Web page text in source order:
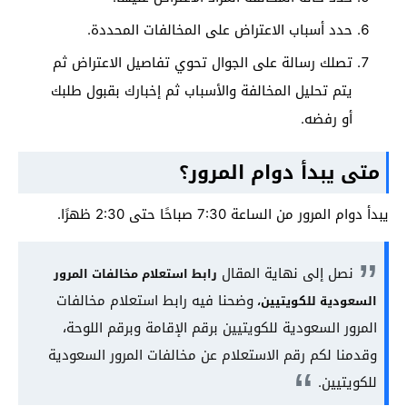
حدد أسباب الاعتراض على المخالفات المحددة.
تصلك رسالة على الجوال تحوي تفاصيل الاعتراض ثم
يتم تحليل المخالفة والأسباب ثم إخبارك بقبول طلبك
أو رفضه.
متى يبدأ دوام المرور؟
يبدأ دوام المرور من الساعة 7:30 صباحًا حتى 2:30 ظهرًا.
نصل إلى نهاية المقال رابط استعلام مخالفات المرور
السعودية للكويتيين،وضحنا فيه رابط استعلام مخالفات
المرور السعودية للكويتيين برقم الإقامة وبرقم اللوحة،
وقدمنا لكم رقم الاستعلام عن مخالفات المرور السعودية
للكويتيين.